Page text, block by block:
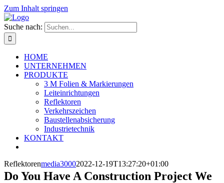
Zum Inhalt springen
Suche nach:
HOME
UNTERNEHMEN
PRODUKTE
3 M Folien & Markierungen
Leiteinrichtungen
Reflektoren
Verkehrszeichen
Baustellenabsicherung
Industrietechnik
KONTAKT
Reflektorenmedia30002022-12-19T13:27:20+01:00
Do You Have A Construction Project We